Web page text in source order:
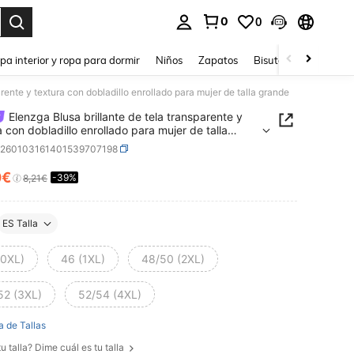
0 0
interior y ropa para dormir Niños Zapatos Bisutería Y
y textura con dobladillo enrollado para mujer de talla grande
Elenzga Blusa brillante de tela transparente y
con dobladillo enrollado para mujer de talla
AND AVAILABILITY
8,21€ -39%
ES Talla
46 (1XL) 48/50 (2XL)
(3XL) 52/54 (4XL)
de Tallas
talla? Dime cuál es tu talla